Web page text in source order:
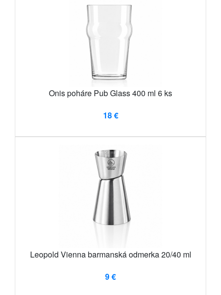
Onis poháre Pub Glass 400 ml 6 ks
18 €
Leopold Vienna barmanská odmerka 20/40 ml
9 €